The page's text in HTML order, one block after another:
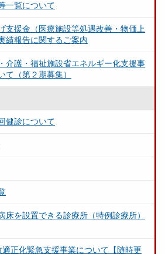
一覧について
支援金（医療施設等処遇改善・物価上
績報告に関するご案内
介護・福祉施設省エネルギー化支援事
て（第２期募集）
健診について
床を設置できる診療所（特例診療所）
正化緊急支援事業について【随時更